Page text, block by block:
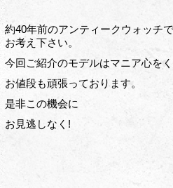
約40年前のアンティークウォッチ
お考え下さい。
今回ご紹介のモデルはマニア心を
お値段も頑張っております。
是非この機会に
お見逃しなく!